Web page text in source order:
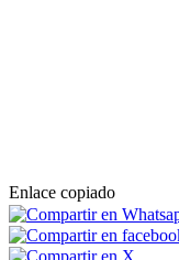
Enlace copiado